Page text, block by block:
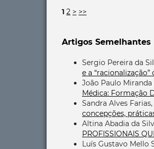
1 2 > >>
Artigos Semelhantes
Sergio Pereira da
e a “racionalização”
João Paulo
Médica: Formação
Sandra Alves
concepções,
Altina Abadia da
PROFISSIONAIS
Luís Gustavo Mello